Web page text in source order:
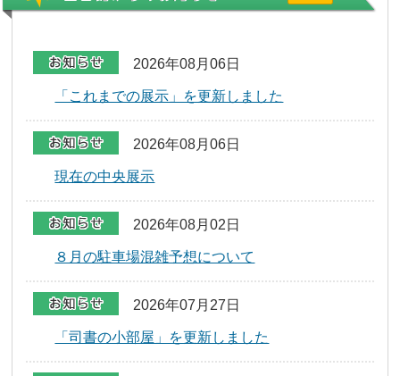
2026年08月06日
「これまでの展示」を更新しました
2026年08月06日
現在の中央展示
2026年08月02日
８月の駐車場混雑予想について
2026年07月27日
「司書の小部屋」を更新しました